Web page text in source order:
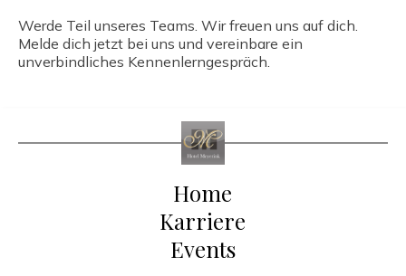
Werde Teil unseres Teams. Wir freuen uns auf dich.
Melde dich jetzt bei uns und vereinbare ein
unverbindliches Kennenlerngespräch.
Home
Karriere
Events